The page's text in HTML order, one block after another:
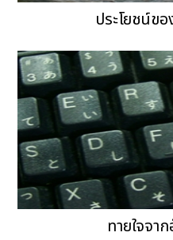
ประโยชน์ข
ทายใจจา